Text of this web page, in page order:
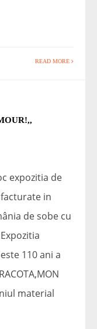
READ MORE
expozitia de
in
de sobe cu
110 ani a
material